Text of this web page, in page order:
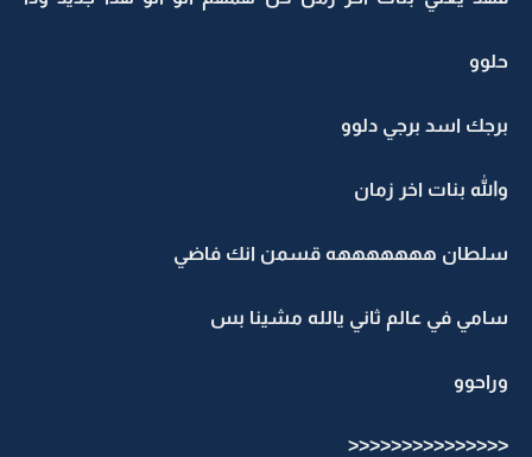
حلوو
برجك اسد برجي دلوو
والله بنات اخر زمان
سلطان هههههههه قسمن انك فاضي
سامي في عالم ثاني يالله مشينا بس
وراحوو
<<<<<<<<<<<<<<<